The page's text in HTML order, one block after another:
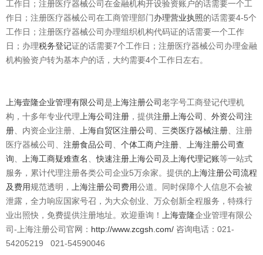
工作日；注册医疗器械公司在金融机构开设验资账户的话需要一个工
作日；注册医疗器械公司在工商管理部门办理营业执照的话需要4-5个
工作日；注册医疗器械公司办理组织机构代码证的话需要一个工作
日；办理税务登记证的话需要7个工作日；注册医疗器械公司办理金融
机构验资户转为基本户的话，大约需要4个工作日左右。
上海壹隆企业管理有限公司是 上海注册公司老字号工商登记代理机
构，十多年专业代理 上海公司注册 ，提供注册上海公司
外资公司注
册 、内资企业注册、 上海自贸区注册公司 三类医疗器械注册 、注册
医疗器械公司、 注册食品公司 个体工商户注册
上海注册公司查
询
上海工商疑难查名 、快速注册上海公司 及 上海代理记账等一站式
服务，累计代理注册各类公司企业5万余家。提供的 上海注册公司流程
及费用规范透明， 上海注册公司费用公道。同时保障个人信息不会被
泄露，全力响应国家号召，为大众创业、万众创新全程服务，特殊行
业出照快，免费提供注册地址。欢迎垂询！
上海壹隆企业管理有限公
司-上海注册公司官网： http://www.zcgsh.com/ 咨询电话：021-
54205219 021-54590046